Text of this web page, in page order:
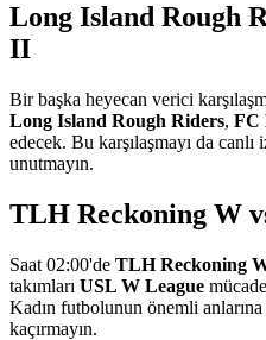
Long Island Rough
II
Bir başka heyecan verici
Long Island Rough Riders, FC
edecek. Bu karşılaşmayı da
unutmayın.
TLH Reckoning W
Saat 02:00'de TLH Reckoning
takımları USL W League
Kadın futbolunun önemli anlarına
kaçırmayın.